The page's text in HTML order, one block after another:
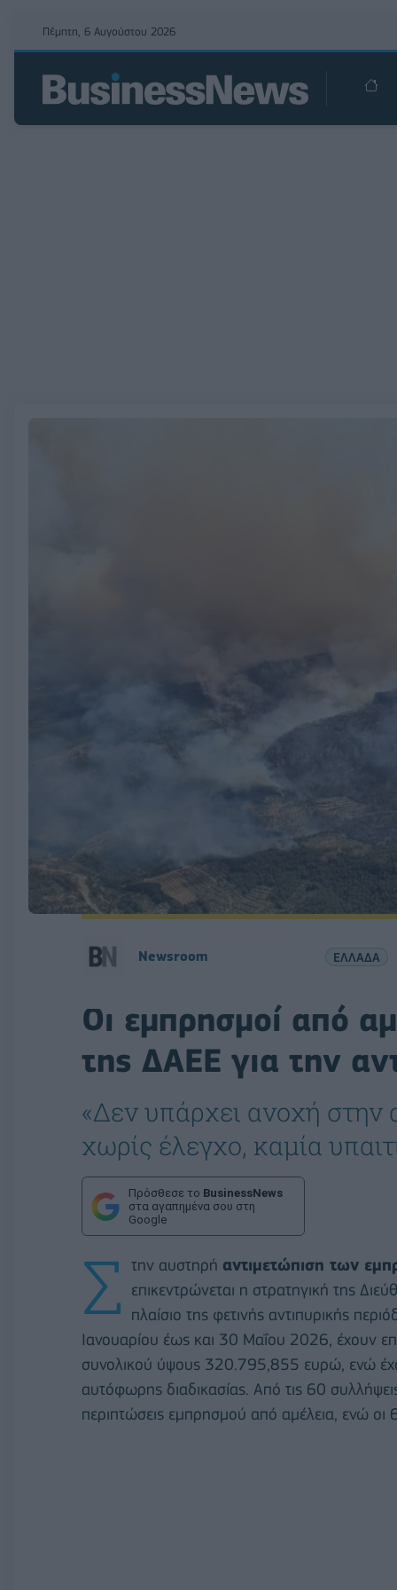
Πέμπτη, 6 Αυγούστου 2026
Newsroom ΕΛΛΑΔΑ
Οι εμπρησμοί από
της ΔΑΕΕ για την
«Δεν υπάρχει ανοχή στην
χωρίς έλεγχο, καμία
Πρόσθεσε το BusinessNews
στα αγαπημένα σου στη
Google
Σ την αυστηρή αντιμετώπιση των
επικεντρώνεται η στρατηγική της
πλαίσιο της φετινής αντιπυρικής
Ιανουαρίου έως και 30 Μαΐου 2026, έχουν
συνολικού ύψους 320.795,855 ευρώ, ενώ
αυτόφωρης διαδικασίας. Από τις 60
περιπτώσεις εμπρησμού από αμέλεια, ενώ